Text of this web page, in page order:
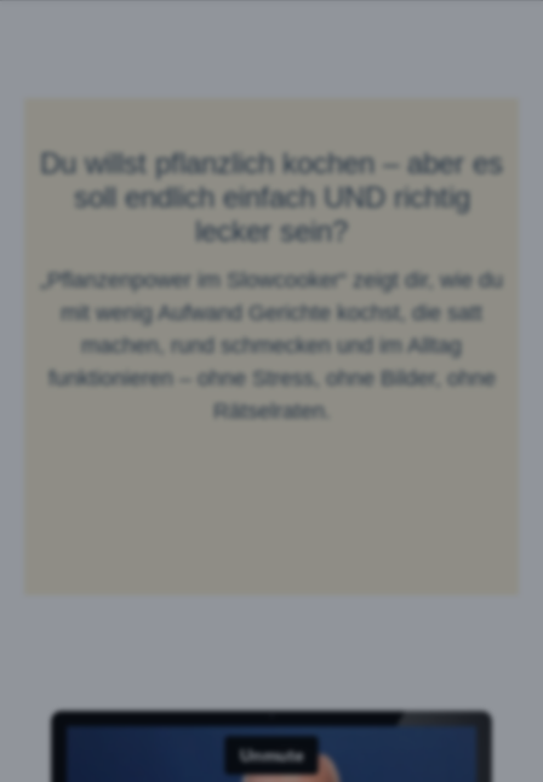
Du willst pflanzlich kochen – aber es
soll endlich einfach UND richtig
lecker sein?
„Pflanzenpower im Slowcooker“ zeigt dir, wie du
mit wenig Aufwand Gerichte kochst, die satt
machen, rund schmecken und im Alltag
funktionieren – ohne Stress, ohne Bilder, ohne
Rätselraten.